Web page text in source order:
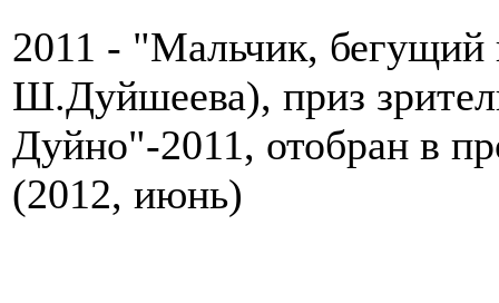
2011 - "Мальчик,
Ш.Дуйшеева), приз
Дуйно"-2011, отобран в
(2012, июнь)